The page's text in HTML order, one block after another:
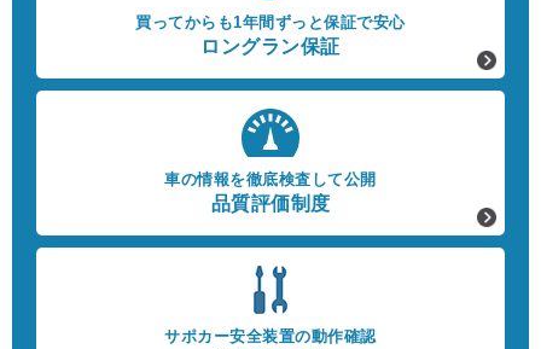
買ってからも1年間ずっと保証で安心
ロングラン保証
車の情報を徹底検査して公開
品質評価制度
サポカー安全装置の動作確認